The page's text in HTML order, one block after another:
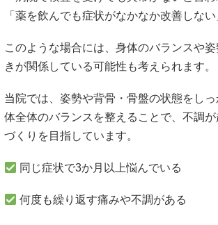
「薬を飲んでも症状がなかなか改善しない
このような場合には、身体のバランスや
きが関係している可能性も考えられます。
当院では、姿勢や背骨・骨盤の状態をし
体全体のバランスを整えることで、不調
づくりを目指しています。
同じ症状で3か月以上悩んでいる
何度も繰り返す痛みや不調がある